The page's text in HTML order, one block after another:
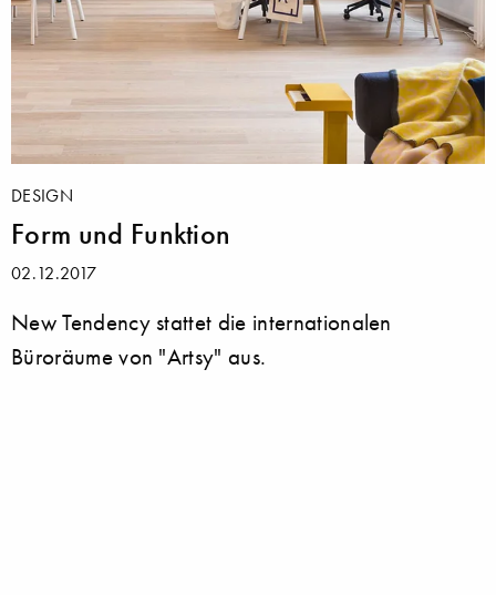
DESIGN
Form und Funktion
02.12.2017
New Tendency stattet die internationalen
Büroräume von "Artsy" aus.